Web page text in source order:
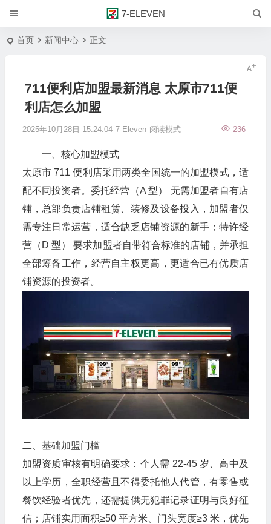
7-ELEVEN
首页 新闻中心 正文
711便利店加盟最新消息 太原市711便
利店怎么加盟
2025年10月28日 15:24:04 7-Eleven 236
阅读模式
一、核心加盟模式
太原市 711 便利店采用两类全国统一的加盟模式，适
配不同投资者。委托经营（A 型） 无需加盟者自有店
铺，总部负责店铺租赁、装修及设备投入，加盟者仅
需专注日常运营，适合缺乏店铺资源的新手；特许经
营（D 型） 要求加盟者自带符合标准的店铺，并承担
全部筹备工作，经营自主权更高，更适合已有优质店
铺资源的投资者。
二、基础加盟门槛
加盟资质审核有明确要求：个人需 22-45 岁、高中及
以上学历，全职经营且不得委托他人代管，有零售或
餐饮经验者优先，还需提供无犯罪记录证明与良好征
信；店铺实用面积≥50 平方米、门头宽度≥3 米，优先